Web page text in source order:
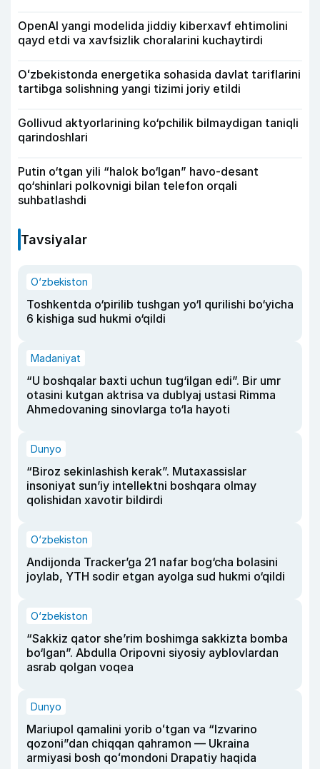
OpenAI yangi modelida jiddiy kiberxavf ehtimolini
qayd etdi va xavfsizlik choralarini kuchaytirdi
Oʻzbekistonda energetika sohasida davlat tariflarini
tartibga solishning yangi tizimi joriy etildi
Gollivud aktyorlarining ko‘pchilik bilmaydigan taniqli
qarindoshlari
Putin o‘tgan yili “halok bo‘lgan” havo-desant
qo‘shinlari polkovnigi bilan telefon orqali
suhbatlashdi
Tavsiyalar
O‘zbekiston
Toshkentda o‘pirilib tushgan yo‘l qurilishi bo‘yicha
6 kishiga sud hukmi o‘qildi
Madaniyat
“U boshqalar baxti uchun tug‘ilgan edi”. Bir umr
otasini kutgan aktrisa va dublyaj ustasi Rimma
Ahmedovaning sinovlarga to‘la hayoti
Dunyo
“Biroz sekinlashish kerak”. Mutaxassislar
insoniyat sun’iy intellektni boshqara olmay
qolishidan xavotir bildirdi
O‘zbekiston
Andijonda Tracker’ga 21 nafar bog‘cha bolasini
joylab, YTH sodir etgan ayolga sud hukmi o‘qildi
O‘zbekiston
“Sakkiz qator she’rim boshimga sakkizta bomba
bo‘lgan”. Abdulla Oripovni siyosiy ayblovlardan
asrab qolgan voqea
Dunyo
Mariupol qamalini yorib oʻtgan va “Izvarino
qozoni”dan chiqqan qahramon — Ukraina
armiyasi bosh qoʻmondoni Drapatiy haqida